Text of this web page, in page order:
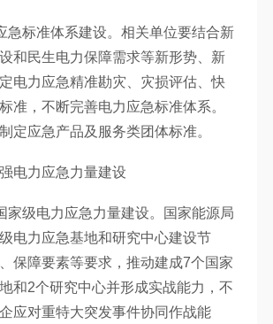
急标准体系建设。相关单位要结合新
和民生电力保障需求等新形势、新
电力应急精准勘灾、灾损评估、快
准，不断完善电力应急标准体系。
定应急产品及服务类团体标准。
电力应急力量建设
家级电力应急力量建设。国家能源局
电力应急基地和研究中心建设节
保障要素等要求，推动建成7个国家
和2个研究中心并形成实战能力，不
应对重特大突发事件协同作战能